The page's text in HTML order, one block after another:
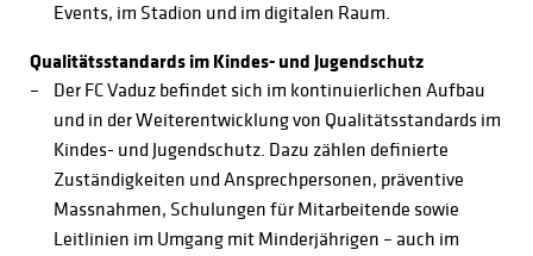
Events, im Stadion und im digitalen Raum.
Qualitätsstandards im Kindes- und Jugendschutz
Der FC Vaduz befindet sich im kontinuierlichen Aufbau
und in der Weiterentwicklung von Qualitätsstandards im
Kindes- und Jugendschutz. Dazu zählen definierte
Zuständigkeiten und Ansprechpersonen, präventive
Massnahmen, Schulungen für Mitarbeitende sowie
Leitlinien im Umgang mit Minderjährigen – auch im